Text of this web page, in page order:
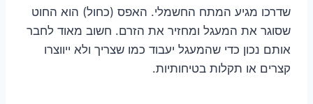
שדרכו מגיע המתח החשמלי. האפס (כחול) הוא החוט
שסוגר את המעגל ומחזיר את הזרם. חשוב מאוד לחבר
אותם נכון כדי שהמעגל יעבוד כמו שצריך ולא ייווצרו
קצרים או תקלות בטיחותיות.